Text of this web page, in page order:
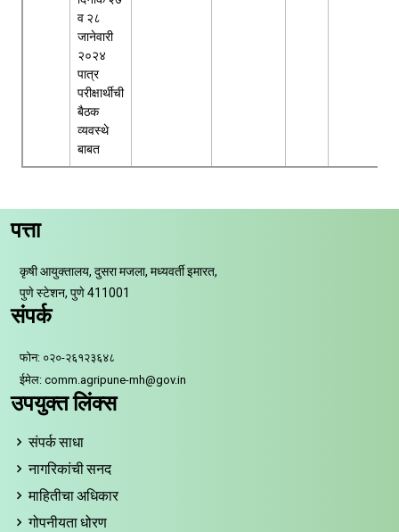
व २८
जानेवारी
२०२४
पात्र
परीक्षार्थीची
बैठक
व्यवस्थे
बाबत
पत्ता
कृषी आयुक्तालय, दुसरा मजला, मध्यवर्ती इमारत,
पुणे स्टेशन, पुणे 411001
संपर्क
फोन: ०२०-२६१२३६४८
ईमेल: comm.agripune-mh@gov.in
उपयुक्त लिंक्स
संपर्क साधा
नागरिकांची सनद
माहितीचा अधिकार
गोपनीयता धोरण